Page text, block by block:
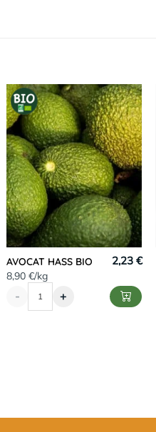
AVOCAT HASS BIO
8,90 €/kg
2,23 €
- +